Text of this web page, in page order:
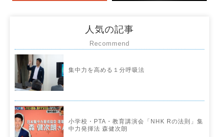
人気の記事
Recommend
集中力を高める１分呼吸法
小学校・PTA・教育講演会「NHK Rの法則」集
中力発揮法 森健次朗